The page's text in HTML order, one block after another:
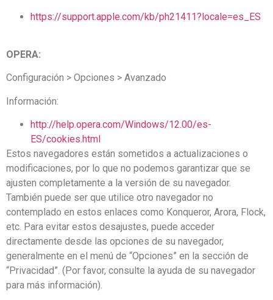
https://support.apple.com/kb/ph21411?locale=es_ES
OPERA:
Configuración > Opciones > Avanzado
Información:
http://help.opera.com/Windows/12.00/es-
ES/cookies.html
Estos navegadores están sometidos a actualizaciones o
modificaciones, por lo que no podemos garantizar que se
ajusten completamente a la versión de su navegador.
También puede ser que utilice otro navegador no
contemplado en estos enlaces como Konqueror, Arora, Flock,
etc. Para evitar estos desajustes, puede acceder
directamente desde las opciones de su navegador,
generalmente en el menú de “Opciones” en la sección de
“Privacidad”. (Por favor, consulte la ayuda de su navegador
para más información).